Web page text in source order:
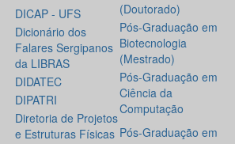
DICAP - UFS
Dicionário dos
Falares Sergipanos
da LIBRAS
DIDATEC
DIPATRI
Diretoria de Projetos
e Estruturas Físicas
(Doutorado)
Pós-Graduação em
Biotecnologia
(Mestrado)
Pós-Graduação em
Ciência da
Computação
Pós-Graduação em